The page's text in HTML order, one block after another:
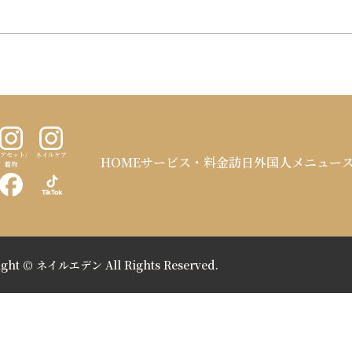
セット/
着物
ネイルケア HOMEサービス・料金訪日外国人メニュー
© ネイルエデン All Rights Reserved.